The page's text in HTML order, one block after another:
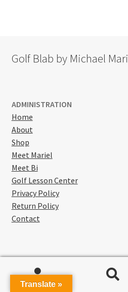
Golf Blab by Michael
ADMINISTRATION
Home
About
Shop
Meet Mariel
Meet Bi
Golf Lesson Center
Privacy Policy
Return Policy
Contact
© Golf Blab 2026
Search
SearchTranslate »